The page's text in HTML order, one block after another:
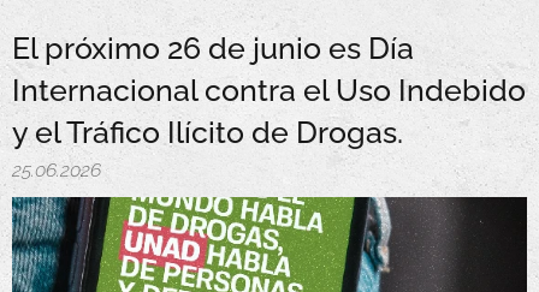
El próximo 26 de junio es Día
Internacional contra el Uso Indebido
y el Tráfico Ilícito de Drogas.
25.06.2026